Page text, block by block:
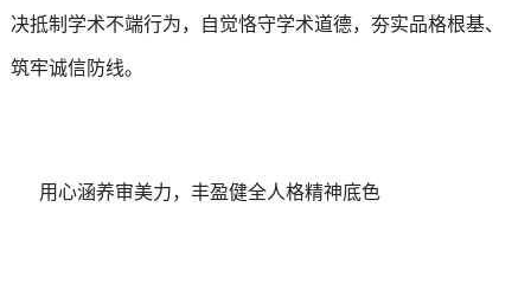
决抵制学术不端行为，自觉恪守学术道德，夯实品格根基、
筑牢诚信防线。
用心涵养审美力，丰盈健全人格精神底色